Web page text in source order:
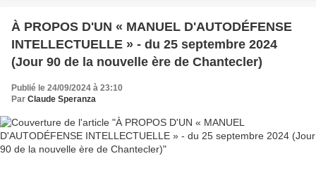
À PROPOS D'UN « MANUEL D'AUTODÉFENSE
INTELLECTUELLE » - du 25 septembre 2024
(Jour 90 de la nouvelle ère de Chantecler)
Publié le 24/09/2024 à 23:10
Par Claude Speranza